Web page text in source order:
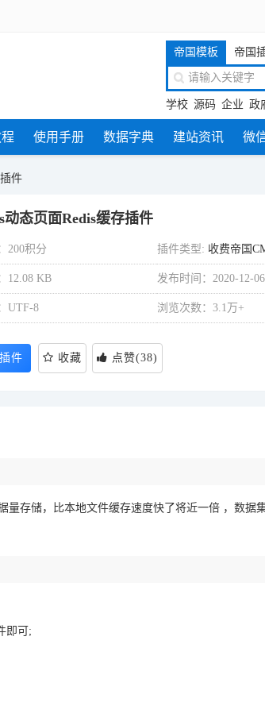
帝国模板 帝国
学校 源码 企业 政
使用手册 数据字典 建站资讯 微
件
动态页面Redis缓存插件
200积分 插件类型: 收费帝国
12.08 KB 发布时间：2020-12-06
UTF-8 浏览次数：3.1万+
件 收藏 点赞(38)
量存储，比本地文件缓存速度快了将近一倍 ，数据
即可;